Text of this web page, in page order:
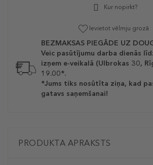
Kur nopirkt?
Ievietot vēlmju grozā
BEZMAKSAS PIEGĀDE UZ
Veic pasūtījumu darba dienās
izņem e-veikalā (Ulbrokas 30,
19.00*.
*Jums tiks nosūtīta ziņa, kad
gatavs saņemšanai!
PRODUKTA APRAKSTS